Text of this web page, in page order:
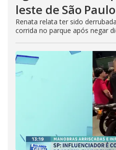
leste de São Paulo
Renata relata ter sido
corrida no parque após negar